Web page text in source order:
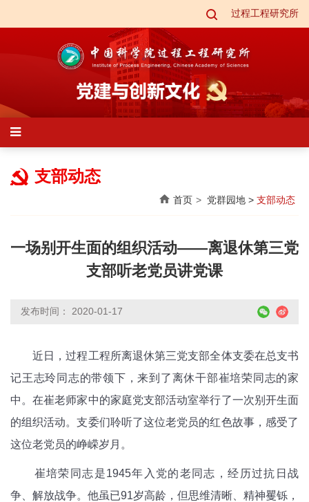
过程工程研究所
支部动态
首页 党群园地 > 支部动态
一场别开生面的组织活动——离退休第三党
支部听老党员讲党课
发布时间： 2020-01-17
近日，过程工程所离退休第三党支部全体支委在总支书
记王志玲同志的带领下，来到了离休干部崔培荣同志的家
中。在崔老师家中的家庭党支部活动室举行了一次别开生面
的组织活动。支委们聆听了这位老党员的红色故事，感受了
这位老党员的峥嵘岁月。
崔培荣同志是1945年入党的老同志，经历过抗日战
争、解放战争。他虽已91岁高龄，但思维清晰、精神矍铄，